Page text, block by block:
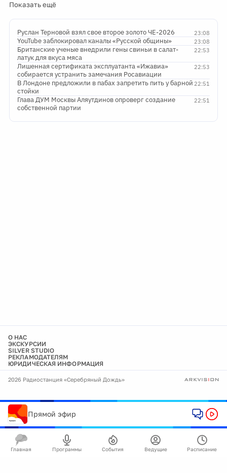
Показать ещё
23:08
Руслан Терновой взял свое второе золото ЧЕ-2026
23:08
YouTube заблокировал каналы «Русской общины»
22:53
Британские ученые внедрили гены свиньи в салат-
латук для вкуса мяса
22:53
Лишенная сертификата эксплуатанта «Ижавиа»
собирается устранить замечания Росавиации
22:51
В Лондоне предложили в пабах запретить пить у барной
стойки
22:51
Глава ДУМ Москвы Аляутдинов опроверг создание
собственной партии
О НАС
ЭКСКУРСИИ
SILVER STUDIO
РЕКЛАМОДАТЕЛЯМ
ЮРИДИЧЕСКАЯ ИНФОРМАЦИЯ
2026 Радиостанция «Серебряный Дождь»
Прямой эфир
Главная Программы События Ведущие Расписание